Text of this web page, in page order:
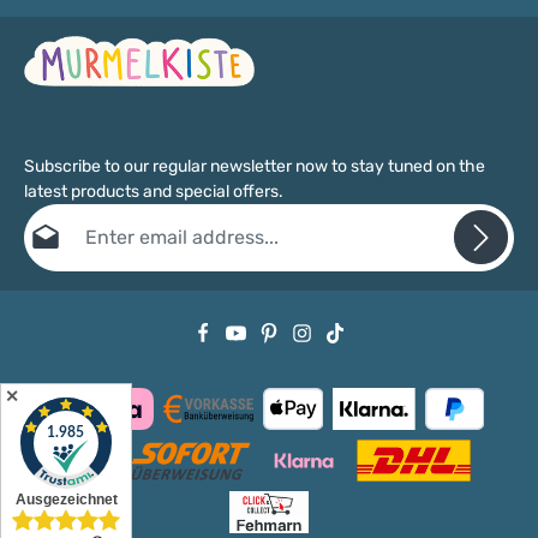
unser Kontaktformular oder ruf an: 04371 6059962.
Subscribe to our regular newsletter now to stay tuned on the
latest products and special offers.
Email address*
By selecting continue you confirm that you have read our
general terms and conditions
✕